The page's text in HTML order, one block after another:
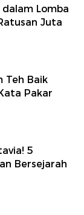
Lomba
Juta
Teh Baik
Pakar
5
Bersejarah